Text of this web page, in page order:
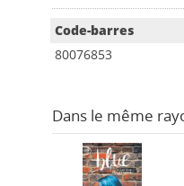
Code-barres
80076853
Dans le même